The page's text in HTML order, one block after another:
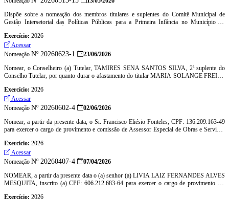
Dispõe sobre a nomeação dos membros titulares e suplentes do Comitê Municipal de
Gestão Intersetorial das Políticas Públicas para a Primeira Infância no Município de
Exercício: 2026
Acessar
Nomeação Nº 20260623-1
23/06/2026
Nomear, o Conselheiro (a) Tutelar, TAMIRES SENA SANTOS SILVA, 2ª suplente do
Conselho Tutelar, por quanto durar o afastamento do titular MARIA SOLANGE FREIRE
30/07/2026, na forma da PORTARIA-SEINDES Nº 20260603-1 de 03 de junho de 2026.
Exercício: 2026
Acessar
Nomeação Nº 20260602-4
02/06/2026
Nomear, a partir da presente data, o Sr. Francisco Eliésio Fonteles, CPF: 136.209.163-49
para exercer o cargo de provimento e comissão de Assessor Especial de Obras e Serviços
Exercício: 2026
Acessar
Nomeação Nº 20260407-4
07/04/2026
NOMEAR, a partir da presente data o (a) senhor (a) LIVIA LAIZ FERNANDES ALVES
MESQUITA, inscrito (a) CPF: 606.212.683-64 para exercer o cargo de provimento em
Exercício: 2026